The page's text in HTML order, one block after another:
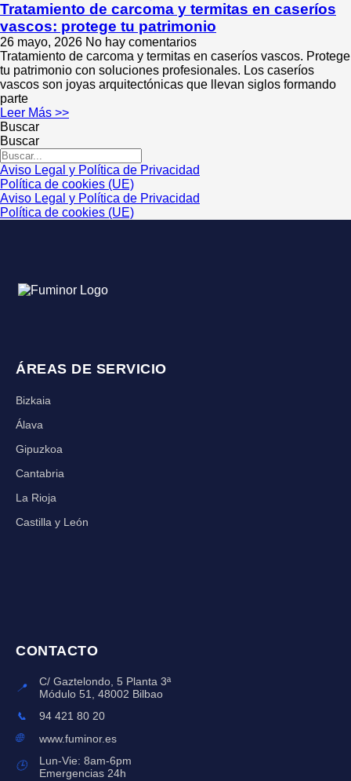
Tratamiento de carcoma y termitas en caseríos
vascos: protege tu patrimonio
26 mayo, 2026 No hay comentarios
Tratamiento de carcoma y termitas en caseríos vascos. Protege
tu patrimonio con soluciones profesionales. Los caseríos
vascos son joyas arquitectónicas que llevan siglos formando
parte
Leer Más >>
Buscar
Buscar
Aviso Legal y Política de Privacidad
Política de cookies (UE)
Aviso Legal y Política de Privacidad
Política de cookies (UE)
ÁREAS DE SERVICIO
Bizkaia
Álava
Gipuzkoa
Cantabria
La Rioja
Castilla y León
CONTACTO
📍
C/ Gaztelondo, 5 Planta 3ª
Módulo 51, 48002 Bilbao
📞
94 421 80 20
🌐
www.fuminor.es
🕒
Lun-Vie: 8am-6pm
Emergencias 24h